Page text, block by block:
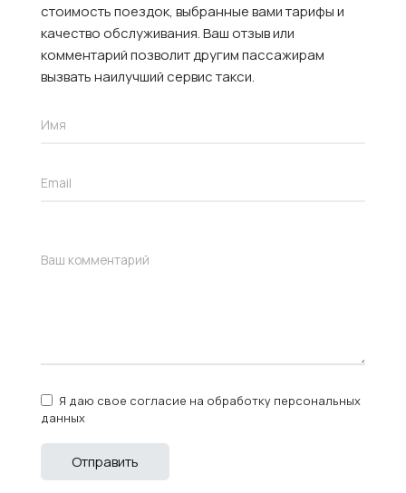
стоимость поездок, выбранные вами тарифы и
качество обслуживания. Ваш отзыв или
комментарий позволит другим пассажирам
вызвать наилучший сервис такси.
Я даю свое согласие на обработку персональных
данных